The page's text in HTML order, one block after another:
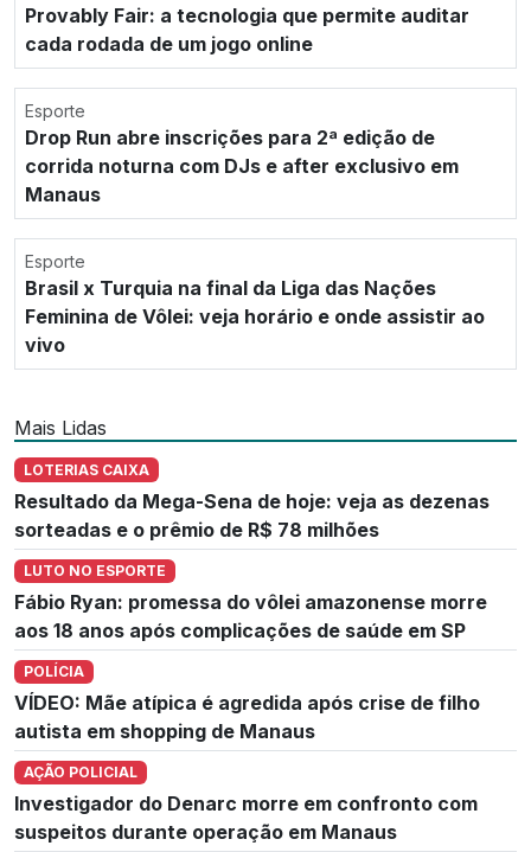
Provably Fair: a tecnologia que permite auditar
cada rodada de um jogo online
Esporte
Drop Run abre inscrições para 2ª edição de
corrida noturna com DJs e after exclusivo em
Manaus
Esporte
Brasil x Turquia na final da Liga das Nações
Feminina de Vôlei: veja horário e onde assistir ao
vivo
Mais Lidas
LOTERIAS CAIXA
Resultado da Mega-Sena de hoje: veja as dezenas
sorteadas e o prêmio de R$ 78 milhões
LUTO NO ESPORTE
Fábio Ryan: promessa do vôlei amazonense morre
aos 18 anos após complicações de saúde em SP
POLÍCIA
VÍDEO: Mãe atípica é agredida após crise de filho
autista em shopping de Manaus
AÇÃO POLICIAL
Investigador do Denarc morre em confronto com
suspeitos durante operação em Manaus